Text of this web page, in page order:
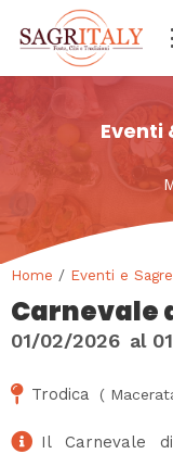
Eventi
Home / Eventi e
Carnevale
01/02/2026 al
Trodica (
Il Carnevale